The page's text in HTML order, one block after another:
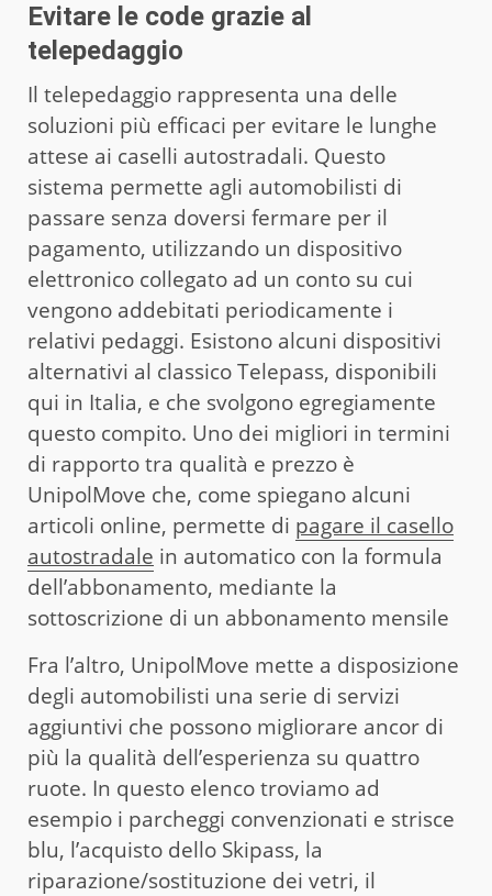
Evitare le code grazie al
telepedaggio
Il telepedaggio rappresenta una delle
soluzioni più efficaci per evitare le lunghe
attese ai caselli autostradali. Questo
sistema permette agli automobilisti di
passare senza doversi fermare per il
pagamento, utilizzando un dispositivo
elettronico collegato ad un conto su cui
vengono addebitati periodicamente i
relativi pedaggi. Esistono alcuni dispositivi
alternativi al classico Telepass, disponibili
qui in Italia, e che svolgono egregiamente
questo compito. Uno dei migliori in termini
di rapporto tra qualità e prezzo è
UnipolMove che, come spiegano alcuni
articoli online, permette di pagare il casello
autostradale in automatico con la formula
dell’abbonamento, mediante la
sottoscrizione di un abbonamento mensile
Fra l’altro, UnipolMove mette a disposizione
degli automobilisti una serie di servizi
aggiuntivi che possono migliorare ancor di
più la qualità dell’esperienza su quattro
ruote. In questo elenco troviamo ad
esempio i parcheggi convenzionati e strisce
blu, l’acquisto dello Skipass, la
riparazione/sostituzione dei vetri, il